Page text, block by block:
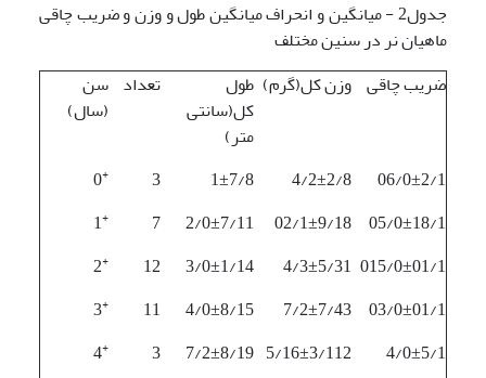
جدول2 - میانگین و انحراف میانگین طول و وزن و ضریب چاقی
ماهیان نر در سنین مختلف
ضریب چاقی وزن کل(گرم) طول
کل(سانتی
متر)
تعداد سن
(سال)
06/0±2/1
4/2±2/8
1±7/8
3
+
0
05/0±18/1
02/1±9/18
2/0±7/11
7
+
1
015/0±01/1
4/3±5/31
3/0±1/14
12
+
2
03/0±01/1
7/2±7/43
4/0±8/15
11
+
3
4/0±5/1
5/16±3/112
7/2±8/19
3
+
4